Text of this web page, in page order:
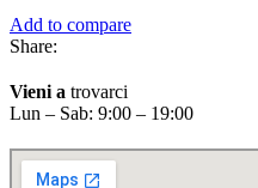
Add to compare
Share:
Vieni a trovarci
Lun – Sab: 9:00 – 19:00